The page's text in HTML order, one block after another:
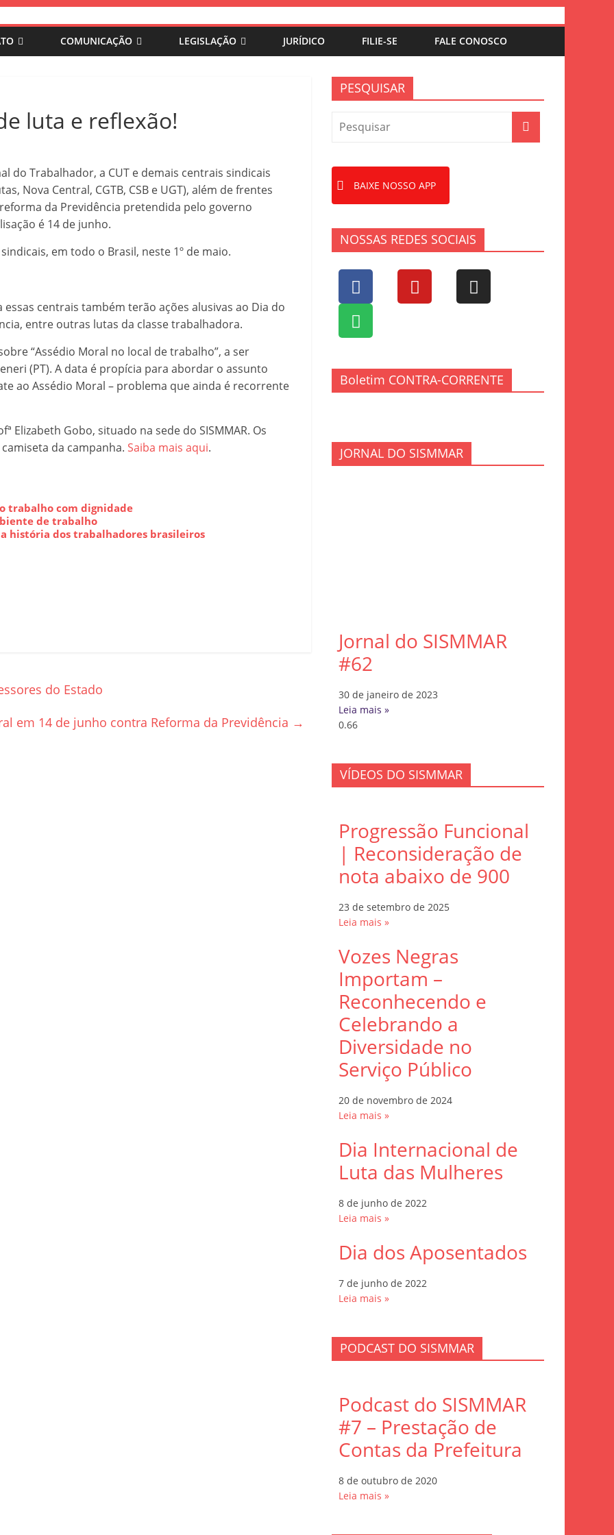
COMUNICAÇÃO LEGISLAÇÃO JURÍDICO FILIE-SE FALE CONOSCO
luta e reflexão!
do Trabalhador, a CUT e demais centrais sindicais
Nova Central, CGTB, CSB e UGT), além de frentes
da Previdência pretendida pelo governo
é 14 de junho.
em todo o Brasil, neste 1º de maio.
centrais também terão ações alusivas ao Dia do
entre outras lutas da classe trabalhadora.
“Assédio Moral no local de trabalho”, a ser
(PT). A data é propícia para abordar o assunto
ao Assédio Moral – problema que ainda é recorrente
Elizabeth Gobo, situado na sede do SISMMAR. Os
da campanha. Saiba mais aqui.
trabalho com dignidade
de trabalho
história dos trabalhadores brasileiros
do Estado
em 14 de junho contra Reforma da Previdência →
PESQUISAR
BAIXE NOSSO APP
NOSSAS REDES SOCIAIS
Boletim CONTRA-CORRENTE
JORNAL DO SISMMAR
Jornal do SISMMAR
#62
30 de janeiro de 2023
Leia mais »
VÍDEOS DO SISMMAR
Progressão Funcional
| Reconsideração de
nota abaixo de 900
23 de setembro de 2025
Leia mais »
Vozes Negras
Importam –
Reconhecendo e
Celebrando a
Diversidade no
Serviço Público
20 de novembro de 2024
Leia mais »
Dia Internacional de
Luta das Mulheres
8 de junho de 2022
Leia mais »
Dia dos Aposentados
7 de junho de 2022
Leia mais »
PODCAST DO SISMMAR
Podcast do SISMMAR
#7 – Prestação de
Contas da Prefeitura
8 de outubro de 2020
Leia mais »